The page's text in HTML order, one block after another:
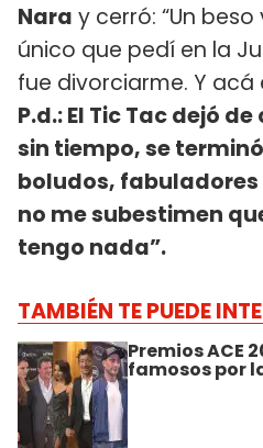
Nara y cerró: “Un
único que pedí en la
fue divorciarme. Y
P.d.: El Tic Tac dejó
sin tiempo, se
boludos,
no me subestimen
tengo nada”.
TAMBIÉN TE PUEDE
Premios ACE
famosos por